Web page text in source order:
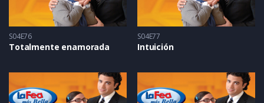
S04E76
Totalmente enamorada
S04E77
Intuición